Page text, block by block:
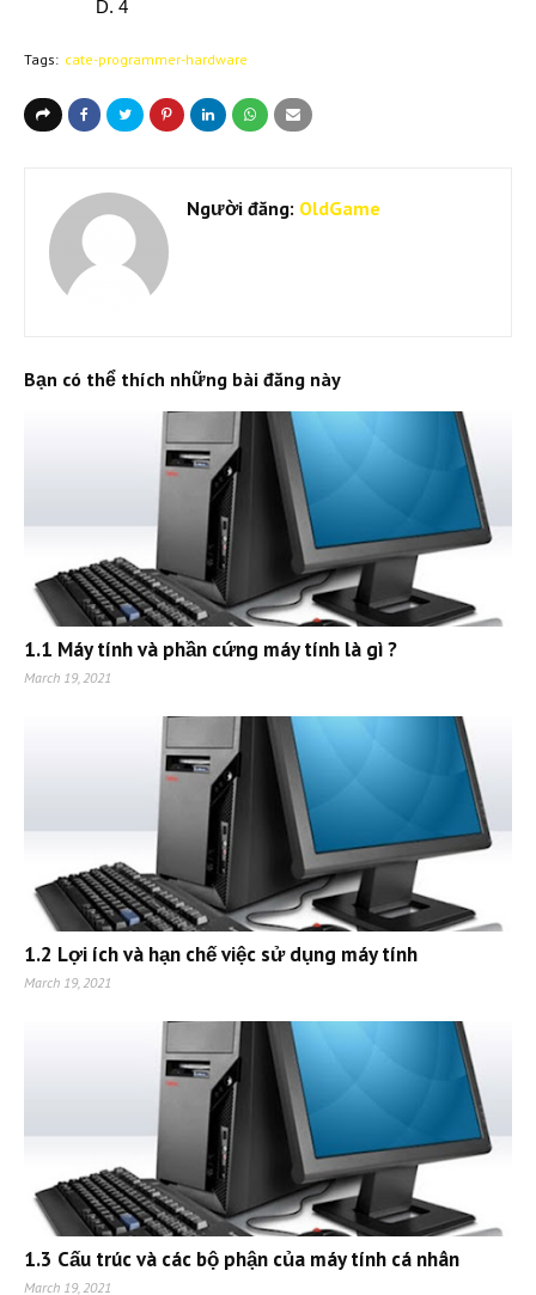
D. 4
Tags: cate-programmer-hardware
Người đăng: OldGame
Bạn có thể thích những bài đăng này
1.1 Máy tính và phần cứng máy tính là gì ?
March 19, 2021
1.2 Lợi ích và hạn chế việc sử dụng máy tính
March 19, 2021
1.3 Cấu trúc và các bộ phận của máy tính cá nhân
March 19, 2021